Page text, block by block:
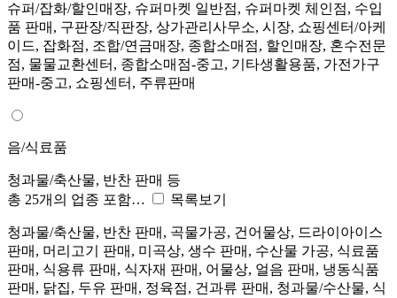
슈퍼/잡화/할인매장, 슈퍼마켓 일반점, 슈퍼마켓 체인점, 수입
품 판매, 구판장/직판장, 상가관리사무소, 시장, 쇼핑센터/아케
이드, 잡화점, 조합/연금매장, 종합소매점, 할인매장, 혼수전문
점, 물물교환센터, 종합소매점-중고, 기타생활용품, 가전가구
판매-중고, 쇼핑센터, 주류판매
음/식료품
청과물/축산물, 반찬 판매 등
총 25개의 업종 포함…
목록보기
청과물/축산물, 반찬 판매, 곡물가공, 건어물상, 드라이아이스
판매, 머리고기 판매, 미곡상, 생수 판매, 수산물 가공, 식료품
판매, 식용류 판매, 식자재 판매, 어물상, 얼음 판매, 냉동식품
판매, 닭집, 두유 판매, 정육점, 건과류 판매, 청과물/수산물, 식